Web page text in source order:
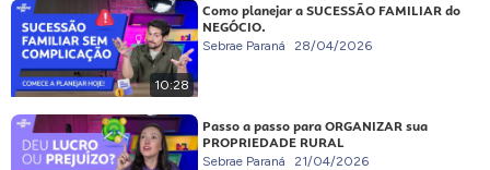
10:28
Como planejar a SUCESSÃO FAMILIAR do
NEGÓCIO.
Sebrae Paraná 28/04/2026
Passo a passo para ORGANIZAR sua
PROPRIEDADE RURAL
Sebrae Paraná 21/04/2026